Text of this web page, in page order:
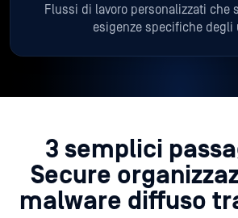
Flussi di lavoro personalizzati che
esigenze specifiche degli
3 semplici
Secure
malware diffuso